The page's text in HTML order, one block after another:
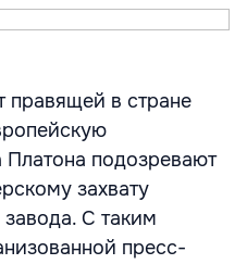
правящей в стране
Платона подозревают
захвату
завода. С таким
пресс-